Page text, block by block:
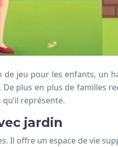
jeu pour les enfants, un
plus en plus de familles
représente.
jardin
Il offre un espace de vie